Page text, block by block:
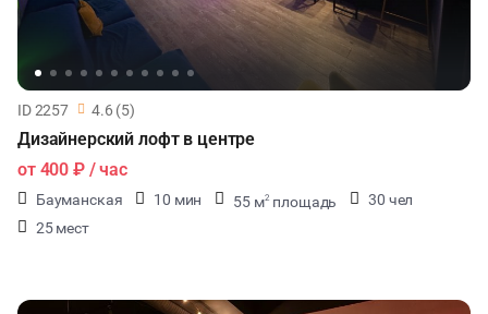
ID 2257 4.6 (5)
Дизайнерский лофт в центре
от 400 ₽/ час
Бауманская 10 мин 55 м2 площадь
30 чел
25 мест